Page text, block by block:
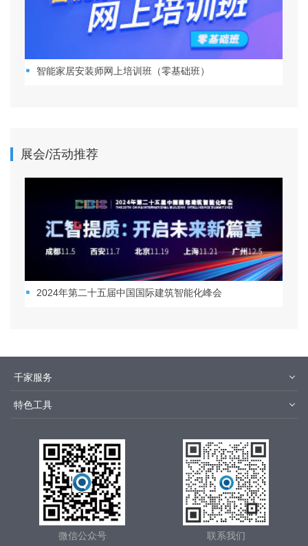
智能家居安装师网上培训班（零基础班）
展会/活动推荐
2024年第二十五届中国国际建筑智能化峰会
千家服务
特色工具
方快3
集成商优选
微信公众号 联系我们